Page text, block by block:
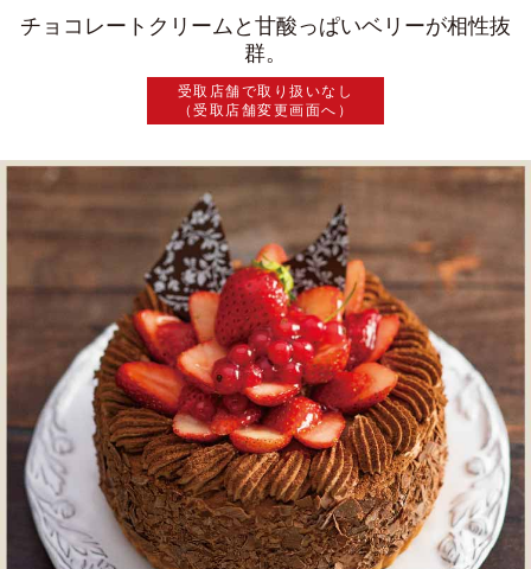
チョコレートクリームと甘酸っぱいベリーが相性抜
群。
受取店舗で取り扱いなし
（受取店舗変更画面へ）